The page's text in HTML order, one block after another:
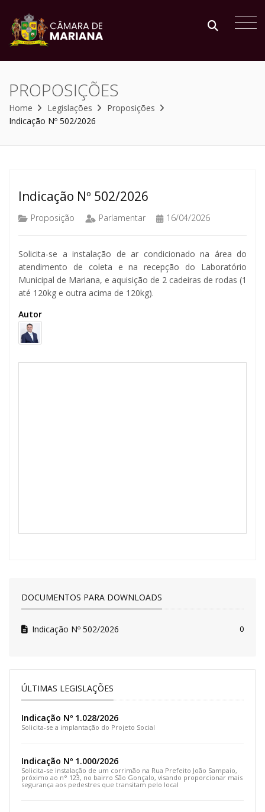
PROPOSIÇÕES
Home Legislações
Proposições
Indicação Nº 502/2026
Indicação Nº 502/2026
Proposição Parlamentar 16/04/2026
Solicita-se a instalação de ar condicionado na área do
atendimento de coleta e na recepção do Laboratório
Municipal de Mariana, e aquisição de 2 cadeiras de rodas (1
até 120kg e outra acima de 120kg).
Autor
DOCUMENTOS PARA DOWNLOADS
Indicação Nº 502/2026 0
ÚLTIMAS LEGISLAÇÕES
Indicação Nº 1.028/2026
Solicita-se a implantação do Projeto Social
Indicação Nº 1.000/2026
Solicita-se instalação de um corrimão na Rua Prefeito João Sampaio,
próximo ao n° 123, no bairro São Gonçalo, visando proporcionar mais
segurança aos pedestres que transitam pelo local